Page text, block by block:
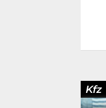
Kfz